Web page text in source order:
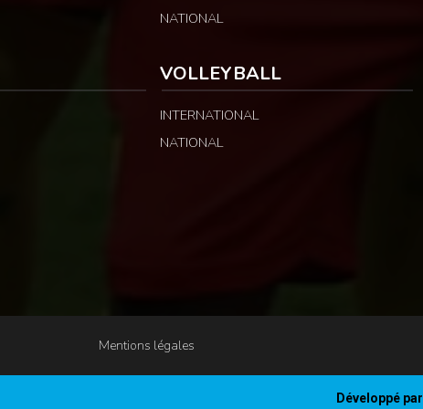
NATIONAL
VOLLEYBALL
INTERNATIONAL
NATIONAL
Mentions légales
Développé par